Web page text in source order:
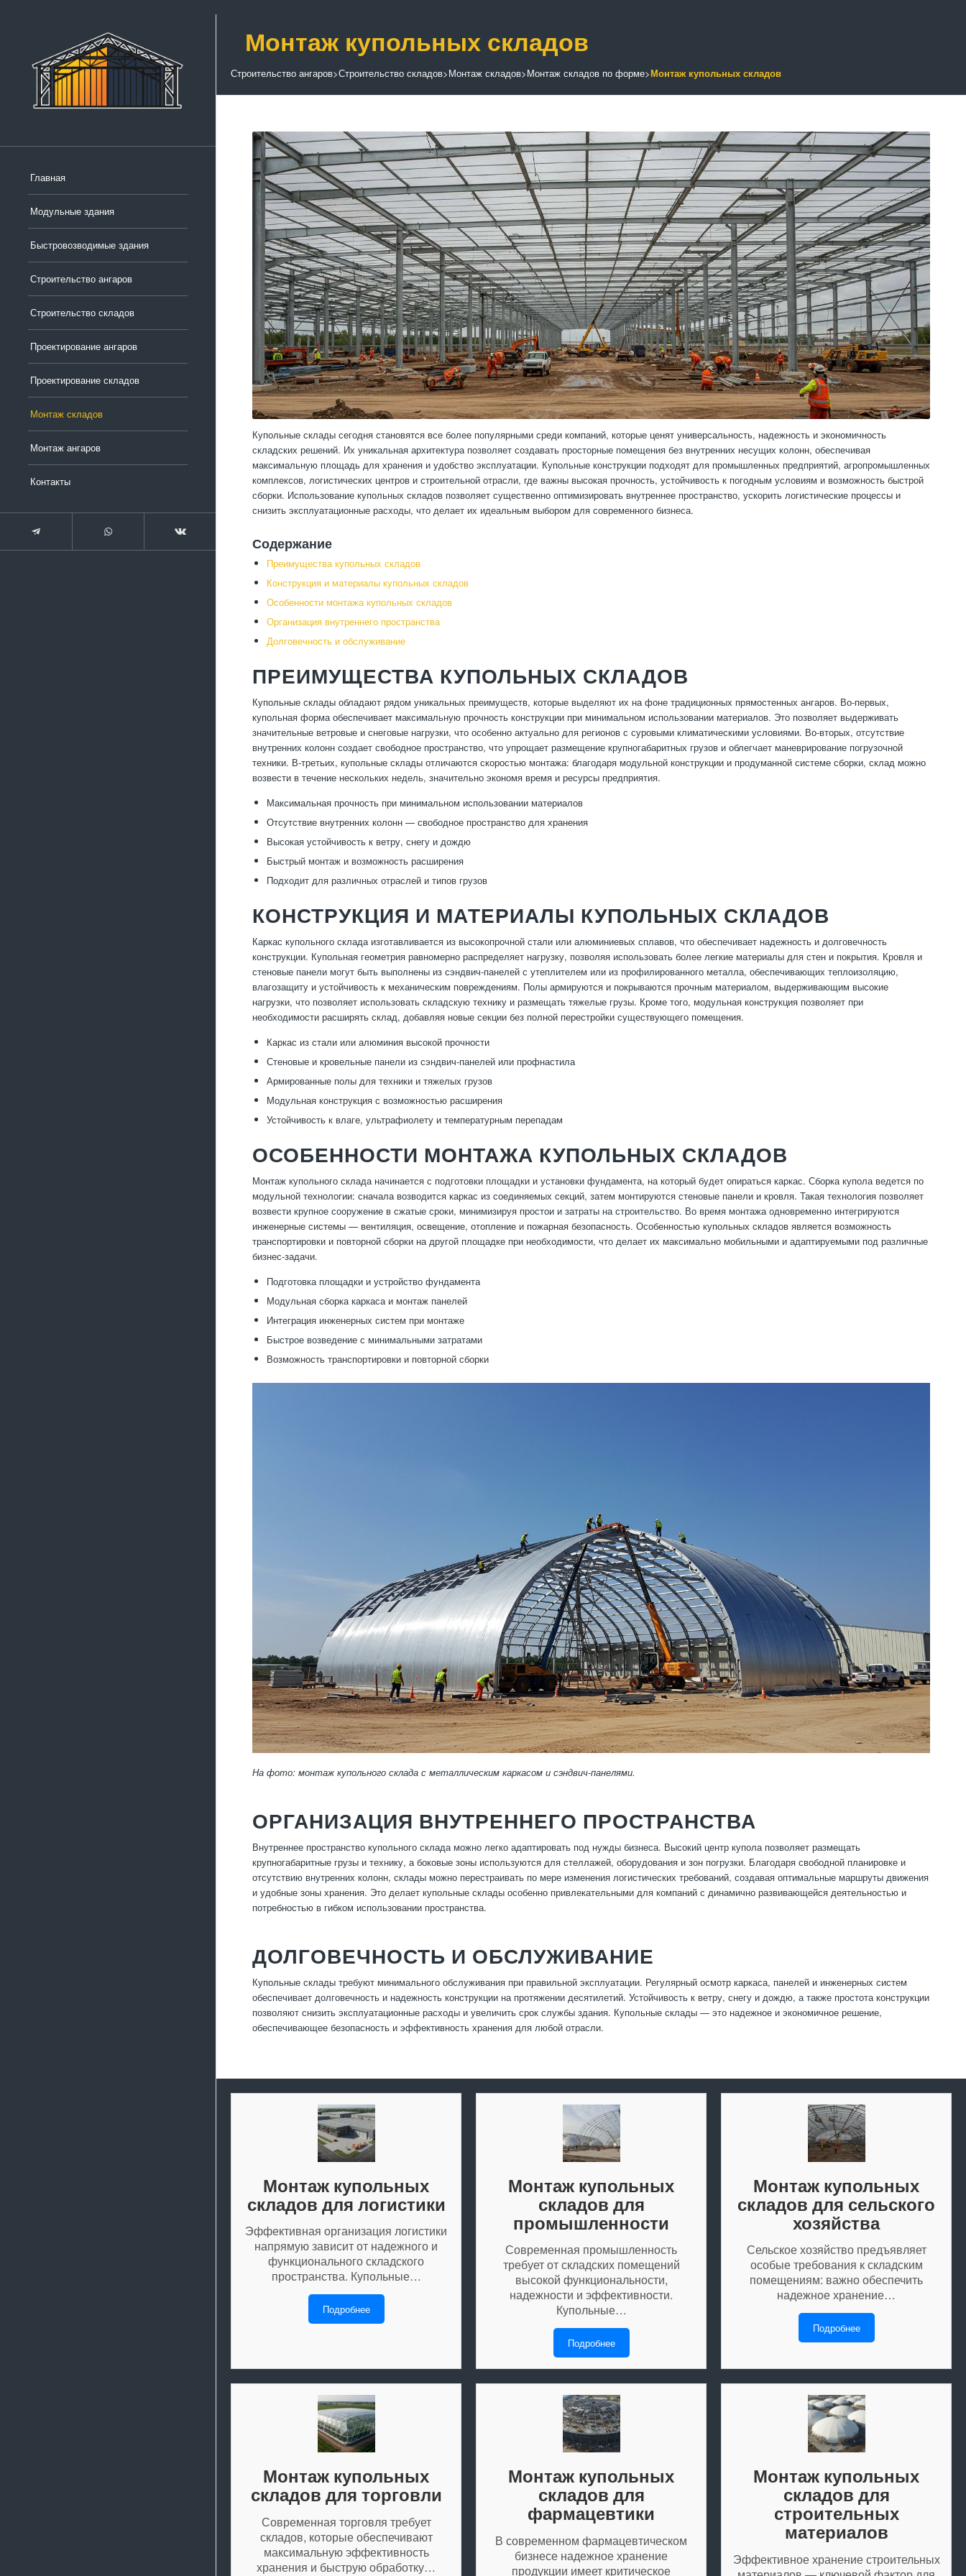
Главная
Модульные здания
Быстровозводимые здания
Строительство ангаров
Строительство складов
Проектирование ангаров
Проектирование складов
Монтаж складов
Монтаж ангаров
Контакты
Монтаж купольных складов
Строительство ангаров>Строительство складов>Монтаж складов>Монтаж складов по форме>Монтаж купольных складов
Купольные склады сегодня становятся все более популярными среди компаний, которые ценят универсальность, надежность и экономичность
складских решений. Их уникальная архитектура позволяет создавать просторные помещения без внутренних несущих колонн, обеспечивая
максимальную площадь для хранения и удобство эксплуатации. Купольные конструкции подходят для промышленных предприятий, агропромышленных
комплексов, логистических центров и строительной отрасли, где важны высокая прочность, устойчивость к погодным условиям и возможность быстрой
сборки. Использование купольных складов позволяет существенно оптимизировать внутреннее пространство, ускорить логистические процессы и
снизить эксплуатационные расходы, что делает их идеальным выбором для современного бизнеса.
Содержание
Преимущества купольных складов
Конструкция и материалы купольных складов
Особенности монтажа купольных складов
Организация внутреннего пространства
Долговечность и обслуживание
ПРЕИМУЩЕСТВА КУПОЛЬНЫХ СКЛАДОВ
Купольные склады обладают рядом уникальных преимуществ, которые выделяют их на фоне традиционных прямостенных ангаров. Во-первых,
купольная форма обеспечивает максимальную прочность конструкции при минимальном использовании материалов. Это позволяет выдерживать
значительные ветровые и снеговые нагрузки, что особенно актуально для регионов с суровыми климатическими условиями. Во-вторых, отсутствие
внутренних колонн создает свободное пространство, что упрощает размещение крупногабаритных грузов и облегчает маневрирование погрузочной
техники. В-третьих, купольные склады отличаются скоростью монтажа: благодаря модульной конструкции и продуманной системе сборки, склад можно
возвести в течение нескольких недель, значительно экономя время и ресурсы предприятия.
Максимальная прочность при минимальном использовании материалов
Отсутствие внутренних колонн — свободное пространство для хранения
Высокая устойчивость к ветру, снегу и дождю
Быстрый монтаж и возможность расширения
Подходит для различных отраслей и типов грузов
КОНСТРУКЦИЯ И МАТЕРИАЛЫ КУПОЛЬНЫХ СКЛАДОВ
Каркас купольного склада изготавливается из высокопрочной стали или алюминиевых сплавов, что обеспечивает надежность и долговечность
конструкции. Купольная геометрия равномерно распределяет нагрузку, позволяя использовать более легкие материалы для стен и покрытия. Кровля и
стеновые панели могут быть выполнены из сэндвич-панелей с утеплителем или из профилированного металла, обеспечивающих теплоизоляцию,
влагозащиту и устойчивость к механическим повреждениям. Полы армируются и покрываются прочным материалом, выдерживающим высокие
нагрузки, что позволяет использовать складскую технику и размещать тяжелые грузы. Кроме того, модульная конструкция позволяет при
необходимости расширять склад, добавляя новые секции без полной перестройки существующего помещения.
Каркас из стали или алюминия высокой прочности
Стеновые и кровельные панели из сэндвич-панелей или профнастила
Армированные полы для техники и тяжелых грузов
Модульная конструкция с возможностью расширения
Устойчивость к влаге, ультрафиолету и температурным перепадам
ОСОБЕННОСТИ МОНТАЖА КУПОЛЬНЫХ СКЛАДОВ
Монтаж купольного склада начинается с подготовки площадки и установки фундамента, на который будет опираться каркас. Сборка купола ведется по
модульной технологии: сначала возводится каркас из соединяемых секций, затем монтируются стеновые панели и кровля. Такая технология позволяет
возвести крупное сооружение в сжатые сроки, минимизируя простои и затраты на строительство. Во время монтажа одновременно интегрируются
инженерные системы — вентиляция, освещение, отопление и пожарная безопасность. Особенностью купольных складов является возможность
транспортировки и повторной сборки на другой площадке при необходимости, что делает их максимально мобильными и адаптируемыми под различные
бизнес-задачи.
Подготовка площадки и устройство фундамента
Модульная сборка каркаса и монтаж панелей
Интеграция инженерных систем при монтаже
Быстрое возведение с минимальными затратами
Возможность транспортировки и повторной сборки
На фото: монтаж купольного склада с металлическим каркасом и сэндвич-панелями.
ОРГАНИЗАЦИЯ ВНУТРЕННЕГО ПРОСТРАНСТВА
Внутреннее пространство купольного склада можно легко адаптировать под нужды бизнеса. Высокий центр купола позволяет размещать
крупногабаритные грузы и технику, а боковые зоны используются для стеллажей, оборудования и зон погрузки. Благодаря свободной планировке и
отсутствию внутренних колонн, склады можно перестраивать по мере изменения логистических требований, создавая оптимальные маршруты движения
и удобные зоны хранения. Это делает купольные склады особенно привлекательными для компаний с динамично развивающейся деятельностью и
потребностью в гибком использовании пространства.
ДОЛГОВЕЧНОСТЬ И ОБСЛУЖИВАНИЕ
Купольные склады требуют минимального обслуживания при правильной эксплуатации. Регулярный осмотр каркаса, панелей и инженерных систем
обеспечивает долговечность и надежность конструкции на протяжении десятилетий. Устойчивость к ветру, снегу и дождю, а также простота конструкции
позволяют снизить эксплуатационные расходы и увеличить срок службы здания. Купольные склады — это надежное и экономичное решение,
обеспечивающее безопасность и эффективность хранения для любой отрасли.
Монтаж купольных
складов для логистики
Эффективная организация логистики
напрямую зависит от надежного и
функционального складского
пространства. Купольные…
Подробнее
Монтаж купольных
складов для
промышленности
Современная промышленность
требует от складских помещений
высокой функциональности,
надежности и эффективности.
Купольные…
Подробнее
Монтаж купольных
складов для сельского
хозяйства
Сельское хозяйство предъявляет
особые требования к складским
помещениям: важно обеспечить
надежное хранение…
Подробнее
Монтаж купольных
складов для торговли
Современная торговля требует
складов, которые обеспечивают
максимальную эффективность
хранения и быструю обработку…
Монтаж купольных
складов для
фармацевтики
В современном фармацевтическом
бизнесе надежное хранение
продукции имеет критическое
Монтаж купольных
складов для
строительных
материалов
Эффективное хранение строительных